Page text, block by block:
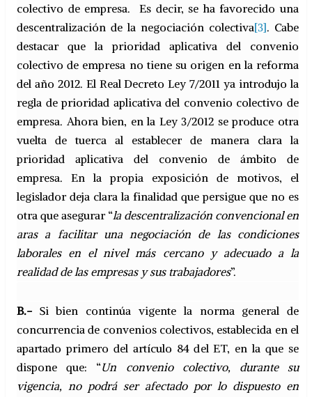
colectivo de empresa. Es decir, se ha favorecido una
descentralización de la negociación colectiva[3]. Cabe
destacar que la prioridad aplicativa del convenio
colectivo de empresa no tiene su origen en la reforma
del año 2012. El Real Decreto Ley 7/2011 ya introdujo la
regla de prioridad aplicativa del convenio colectivo de
empresa. Ahora bien, en la Ley 3/2012 se produce otra
vuelta de tuerca al establecer de manera clara la
prioridad aplicativa del convenio de ámbito de
empresa. En la propia exposición de motivos, el
legislador deja clara la finalidad que persigue que no es
otra que asegurar “la descentralización convencional en
aras a facilitar una negociación de las condiciones
laborales en el nivel más cercano y adecuado a la
realidad de las empresas y sus trabajadores”.
B.-Si bien continúa vigente la norma general de
concurrencia de convenios colectivos, establecida en el
apartado primero del artículo 84 del ET, en la que se
dispone que: “Un convenio colectivo, durante su
vigencia, no podrá ser afectado por lo dispuesto en